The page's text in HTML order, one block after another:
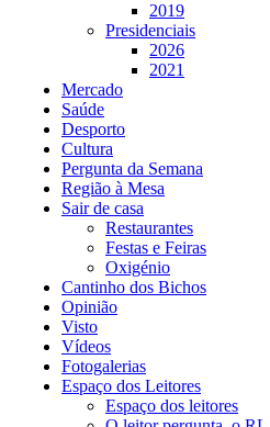
2019
Presidenciais
2026
2021
Mercado
Saúde
Desporto
Cultura
Pergunta da Semana
Região à Mesa
Sair de casa
Restaurantes
Festas e Feiras
Oxigénio
Cantinho dos Bichos
Opinião
Visto
Vídeos
Fotogalerias
Espaço dos Leitores
Espaço dos leitores